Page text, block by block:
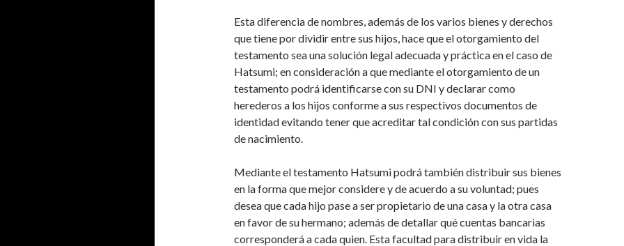
Esta diferencia de nombres, además de los varios bienes y derechos
que tiene por dividir entre sus hijos, hace que el otorgamiento del
testamento sea una solución legal adecuada y práctica en el caso de
Hatsumi; en consideración a que mediante el otorgamiento de un
testamento podrá identificarse con su DNI y declarar como
herederos a los hijos conforme a sus respectivos documentos de
identidad evitando tener que acreditar tal condición con sus partidas
de nacimiento.
Mediante el testamento Hatsumi podrá también distribuir sus bienes
en la forma que mejor considere y de acuerdo a su voluntad; pues
desea que cada hijo pase a ser propietario de una casa y la otra casa
en favor de su hermano; además de detallar qué cuentas bancarias
corresponderá a cada quien. Esta facultad para distribuir en vida la